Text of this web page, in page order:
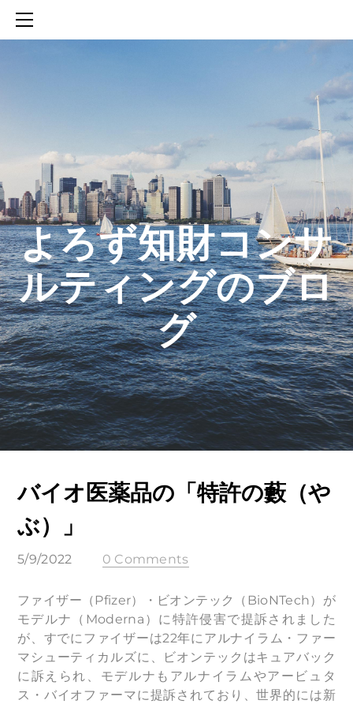
​よろず知財コンサ
ルティングのブロ
グ
バイオ医薬品の「特許の藪（や
ぶ）」
5/9/2022 0 Comments
ファイザー（Pfizer）・ビオンテック（BioNTech）が
モデルナ（Moderna）に特許侵害で提訴されました
が、すでにファイザーは22年にアルナイラム・ファー
マシューティカルズに、ビオンテックはキュアバック
に訴えられ、モデルナもアルナイラムやアービュタ
ス・バイオファーマに提訴されており、世界的には新
SERVICES
知財活動のROICへの貢献
生成AIを活用した知財戦略の策定方法
生成AIとの「壁打ち」で、新たな発明を創出する方法